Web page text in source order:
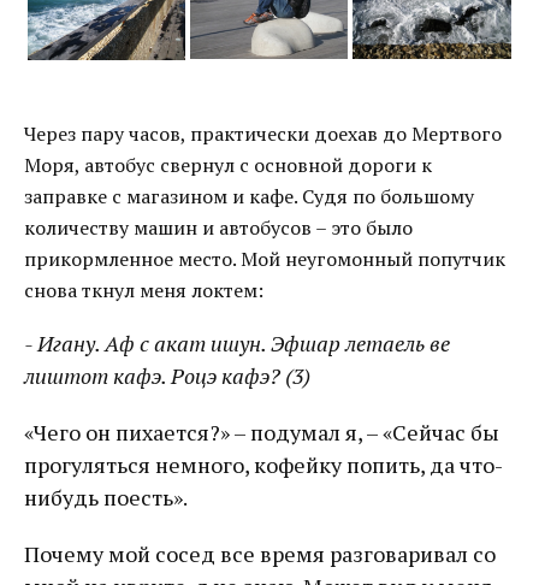
Через пару часов, практически доехав до Мертвого
Моря, автобус свернул с основной дороги к
заправке с магазином и кафе. Судя по большому
количеству машин и автобусов – это было
прикормленное место. Мой неугомонный попутчик
снова ткнул меня локтем:
- Игану. Аф cакат ишун. Эфшар летаель ве
лиштот кафэ. Роцэ кафэ? (3)
«Чего он пихается?» – подумал я, – «Сейчас бы
прогуляться немного, кофейку попить, да что-
нибудь поесть».
Почему мой сосед все время разговаривал со